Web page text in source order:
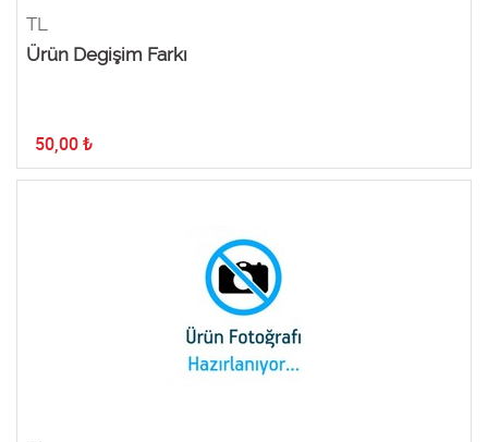
TL
Ürün Degişim Farkı
50,00 ₺